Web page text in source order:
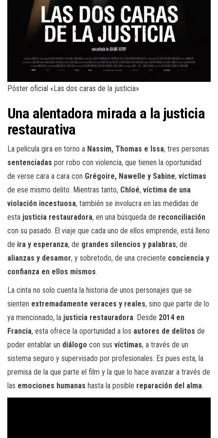
Póster oficial «Las dos caras de la justicia»
Una alentadora mirada a la justicia
restaurativa
La película gira en torno a Nassim, Thomas e Issa, tres personas
sentenciadas por robo con violencia, que tienen la oportunidad
de verse cara a cara con Grégoire, Nawelle y Sabine, víctimas
de ese mismo delito. Mientras tanto, Chloé, víctima de una
violación incestuosa, también se involucra en las medidas de
esta justicia restauradora, en una búsqueda de reconciliación
con su pasado. El viaje que cada uno de ellos emprende, está lleno
de ira y esperanza, de grandes silencios y palabras, de
alianzas y desamor, y sobretodo, de una creciente conciencia y
confianza en ellos mismos.
La cinta no solo cuenta la historia de unos personajes que se
sienten extremadamente veraces y reales, sino que parte de lo
ya mencionado, la justicia restauradora. Desde 2014 en
Francia, esta ofrece la oportunidad a los autores de delitos de
poder entablar un diálogo con sus víctimas, a través de un
sistema seguro y supervisado por profesionales. Es pues esta, la
premisa de la que parte el film y la que lo hace avanzar a través de
las emociones humanas hasta la posible reparación del alma.